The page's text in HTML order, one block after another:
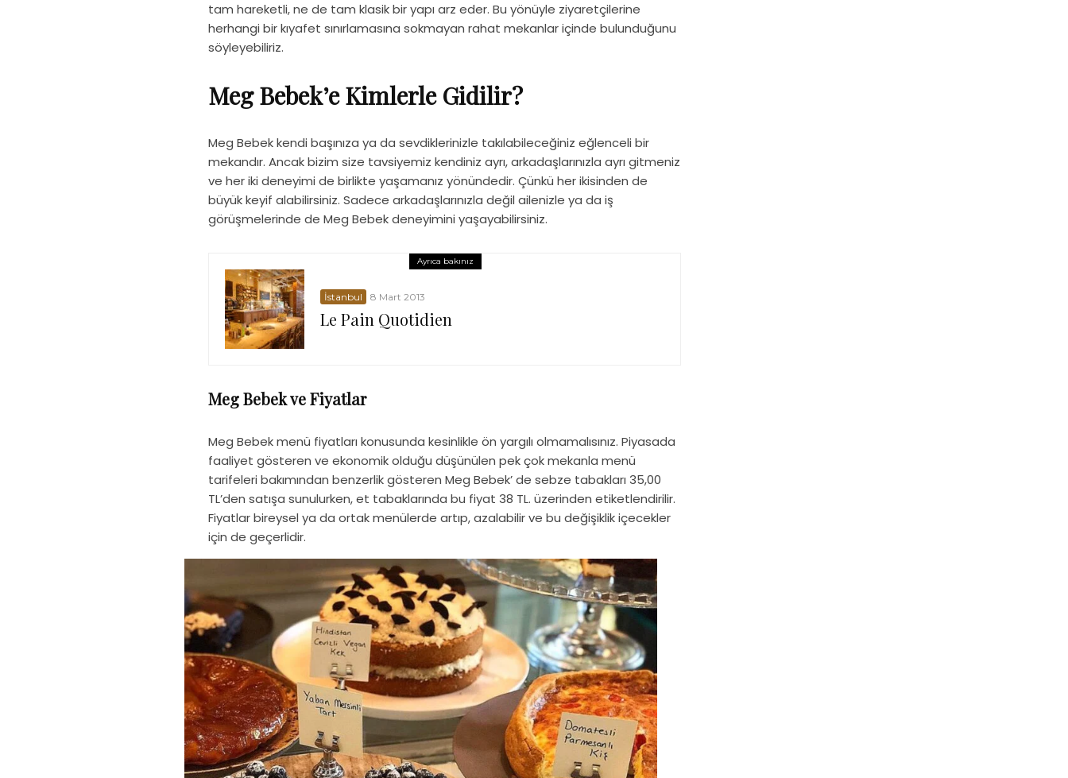
tam hareketli, ne de tam klasik bir yapı arz eder. Bu yönüyle ziyaretçilerine
herhangi bir kıyafet sınırlamasına sokmayan rahat mekanlar içinde bulunduğunu
söyleyebiliriz.
Meg Bebek’e Kimlerle Gidilir?
Meg Bebek kendi başınıza ya da sevdiklerinizle takılabileceğiniz eğlenceli bir
mekandır. Ancak bizim size tavsiyemiz kendiniz ayrı, arkadaşlarınızla ayrı gitmeniz
ve her iki deneyimi de birlikte yaşamanız yönündedir. Çünkü her ikisinden de
büyük keyif alabilirsiniz. Sadece arkadaşlarınızla değil ailenizle ya da iş
görüşmelerinde de Meg Bebek deneyimini yaşayabilirsiniz.
Ayrıca bakınız
İstanbul 8 Mart 2013
Le Pain Quotidien
Meg Bebek ve Fiyatlar
Meg Bebek menü fiyatları konusunda kesinlikle ön yargılı olmamalısınız. Piyasada
faaliyet gösteren ve ekonomik olduğu düşünülen pek çok mekanla menü
tarifeleri bakımından benzerlik gösteren Meg Bebek’ de sebze tabakları 35,00
TL’den satışa sunulurken, et tabaklarında bu fiyat 38 TL. üzerinden etiketlendirilir.
Fiyatlar bireysel ya da ortak menülerde artıp, azalabilir ve bu değişiklik içecekler
için de geçerlidir.